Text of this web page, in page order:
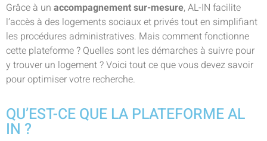
Grâce à un accompagnement sur-mesure, AL-IN facilite
l’accès à des logements sociaux et privés tout en simplifiant
les procédures administratives. Mais comment fonctionne
cette plateforme ? Quelles sont les démarches à suivre pour
y trouver un logement ? Voici tout ce que vous devez savoir
pour optimiser votre recherche.
QU’EST-CE QUE LA PLATEFORME AL
IN ?